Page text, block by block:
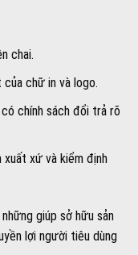
chai.
chữ in và logo.
chính sách đổi trả rõ
xuất xứ và kiểm định
giúp sở hữu sản
lợi người tiêu dùng